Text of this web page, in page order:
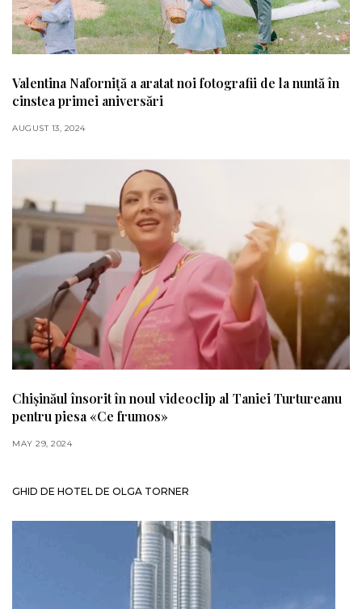
Valentina Naforniță a aratat noi fotografii de la nuntă în
cinstea primei aniversări
AUGUST 13, 2024
Chișinăul însorit în noul videoclip al Taniei Turtureanu
pentru piesa «Ce frumos»
MAY 29, 2024
GHID DE HOTEL DE OLGA TORNER